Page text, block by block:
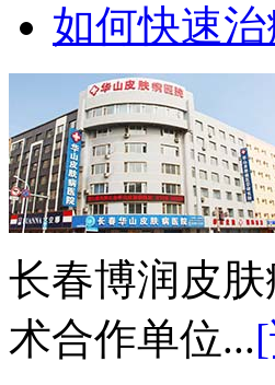
如何快速
长春博润皮
术合作单位...